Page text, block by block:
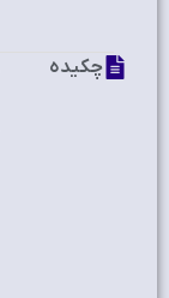
چکیده